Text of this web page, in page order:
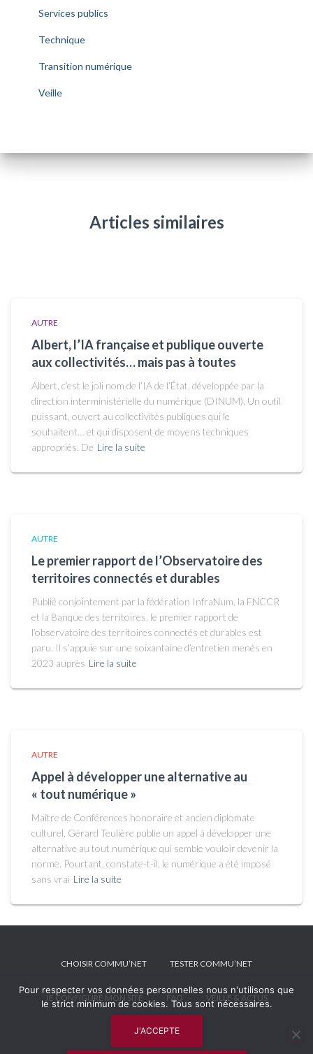
Services publics
Technique
Transition numérique
Veille
Articles similaires
AUTRE
Albert, l’IA française et publique ouverte
aux collectivités… mais pas à toutes
Albert, c’est le joli nom de l’IA de l’État, développée par la
direction interministérielle du numérique (DINUM). Un outil
puissant, ouvert au collectivités publiques qui le
souhaitent… et qui disposent de moyens techniques
appropriés. De Lire la suite
AUTRE
Le premier rapport de l’Observatoire des
territoires connectés et durables
Publié conjointement par la fédération InfraNum, la FNCCR
et la Banque des territoires, le premier rapport de
l’observatoire des territoires connectés et durables est
paru. Il s’appuie sur une soixantaine d’entretien menés en
2023 auprès Lire la suite
AUTRE
Appel à développer une alternative au
« tout numérique »
Maître de Conférences honoraire et ancien diplomate
culturel, Gérard Teulière publie un appel à développer une
alternative au tout numérique qui semble vouloir devenir la
norme. Pourtant, constate-t-il, le numérique a été imposé
sans vrai Lire la suite
CHOISIR COMMU’NET TESTER COMMU’NET
JE CONFIGURE MON SITE FAQ VEILLE & ACTUS
MENTIONS LÉGALES
Pour respecter vos données personnelles nous n'utilisons que
le strict minimum de cookies. Tous sont nécessaires.
J'ACCEPTE